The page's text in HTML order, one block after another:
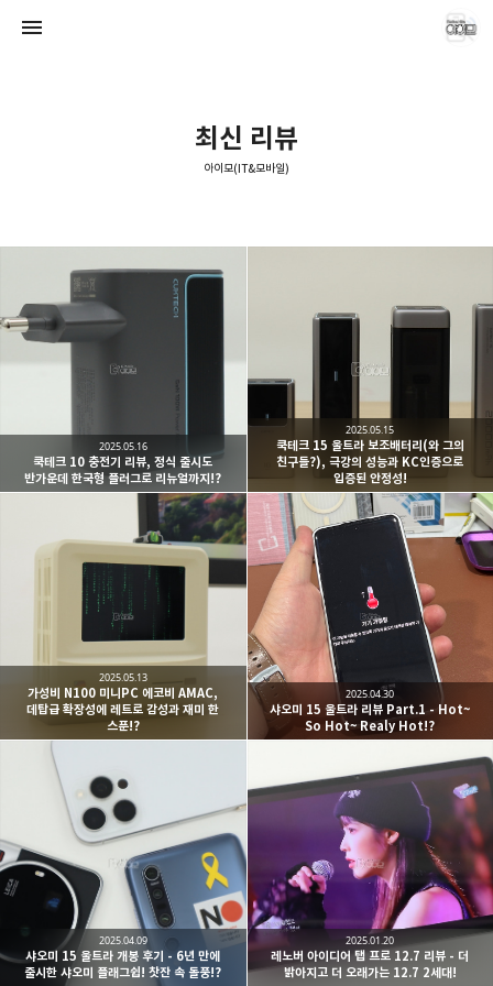
최신 리뷰
아이모(IT&모바일)
쿡테크 10 충전기 리뷰, 정식 출시도
반가운데 한국형 플러그로 리뉴얼까지!?
2025.05.16
쿡테크 15 울트라 보조배터리(와 그의
친구들?), 극강의 성능과 KC인증으로
입증된 안정성!
2025.05.15
가성비 N100 미니PC 에코비 AMAC,
데탑급 확장성에 레트로 감성과 재미 한
스푼!?
2025.05.13
샤오미 15 울트라 리뷰 Part.1 - Hot~
So Hot~ Realy Hot!?
2025.04.30
샤오미 15 울트라 개봉 후기 - 6년 만에
출시한 샤오미 플래그쉽! 찻잔 속 돌풍!?
2025.04.09
레노버 아이디어 탭 프로 12.7 리뷰 - 더
밝아지고 더 오래가는 12.7 2세대!
2025.01.20
아이모(IT&모바일)